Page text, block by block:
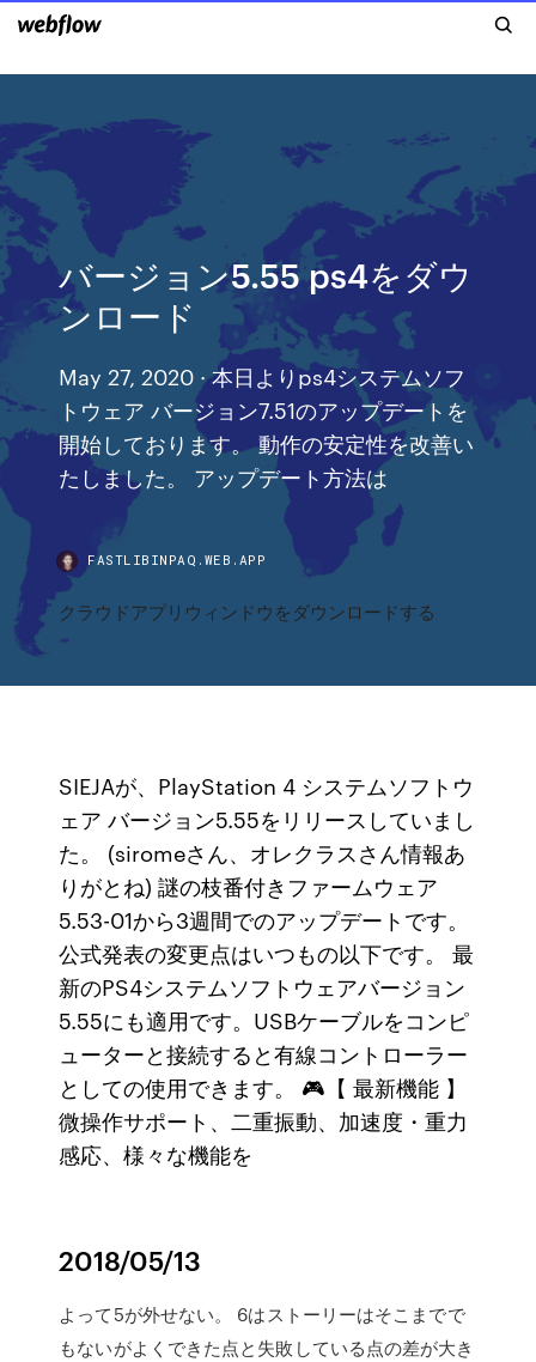
バージョン5.55 ps4をダウ
ンロード
May 27, 2020 · 本日よりps4システムソフ
トウェア バージョン7.51のアップデートを
開始しております。 動作の安定性を改善い
たしました。 アップデート方法は
FASTLIBINPAQ.WEB.APP
クラウドアプリウィンドウをダウンロードする
SIEJAが、PlayStation 4 システムソフトウ
ェア バージョン5.55をリリースしていまし
た。 (siromeさん、オレクラスさん情報あ
りがとね) 謎の枝番付きファームウェア
5.53-01から3週間でのアップデートです。
公式発表の変更点はいつもの以下です。 最
新のPS4システムソフトウェアバージョン
5.55にも適用です。USBケーブルをコンピ
ューターと接続すると有線コントローラー
としての使用できます。 🎮【 最新機能 】
微操作サポート、二重振動、加速度・重力
感応、様々な機能を
2018/05/13
よって5が外せない。 6はストーリーはそこまでで
もないがよくできた点と失敗している点の差が大き